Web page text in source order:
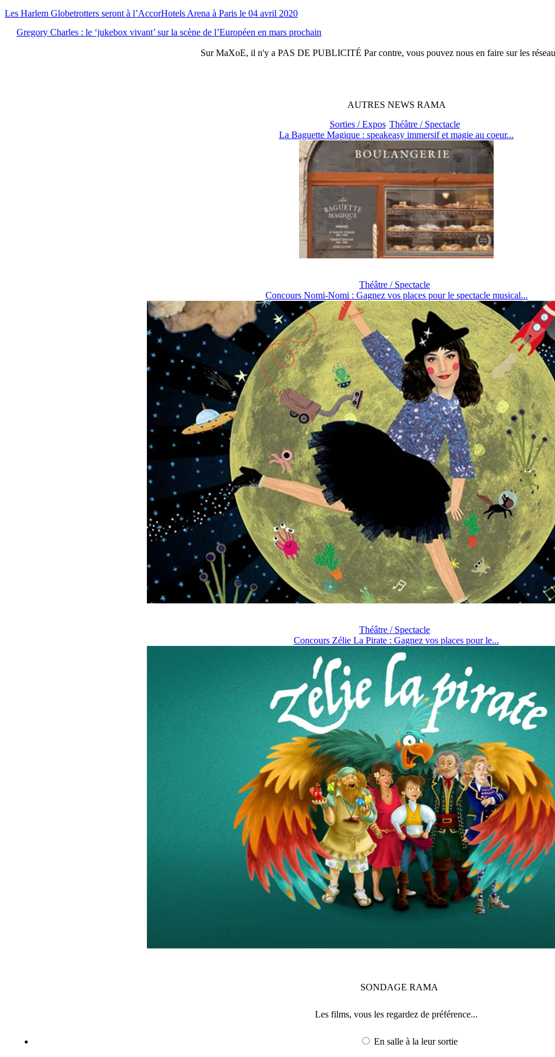
Les Harlem Globetrotters seront à l’AccorHotels Arena à Paris le 04 avril 2020
Gregory Charles : le ‘jukebox vivant’ sur la scène de l’Européen en mars prochain
SurMaXoE, il n'y a PAS DE PUBLICITÉ Par contre, vous pouvez nous en faire sur les
AUTRES NEWS RAMA
Sorties / Expos Théâtre / Spectacle
La Baguette Magique : speakeasy immersif et magie au coeur...
Théâtre / Spectacle
Concours Nomi-Nomi : Gagnez vos places pour le spectacle musical...
Théâtre / Spectacle
Concours Zélie La Pirate : Gagnez vos places pour le...
SONDAGE RAMA
Les films, vous les regardez de préférence...
En salle à la leur sortie